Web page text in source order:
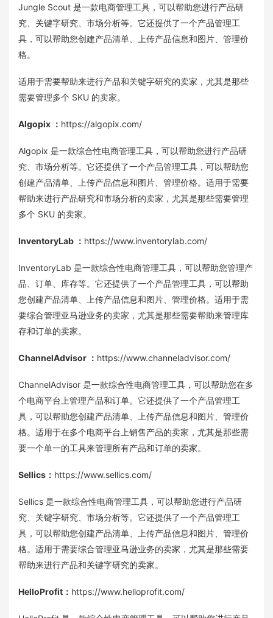
Jungle Scout 是一款电商管理工具，可以帮助您进行产品研
究、关键字研究、市场分析等。它还提供了一个产品管理工
具，可以帮助您创建产品清单、上传产品信息和图片、管理价
格。
适用于需要帮助来进行产品和关键字研究的卖家，尤其是那些
需要管理多个 SKU 的卖家。
Algopix ： https://algopix.com/
Algopix 是一款综合性电商管理工具，可以帮助您进行产品研
究、市场分析等。它还提供了一个产品管理工具，可以帮助您
创建产品清单、上传产品信息和图片、管理价格。适用于需要
帮助来进行产品研究和市场分析的卖家，尤其是那些需要管理
多个 SKU 的卖家。
InventoryLab ： https://www.inventorylab.com/
InventoryLab 是一款综合性电商管理工具，可以帮助您管理产
品、订单、库存等。它还提供了一个产品管理工具，可以帮助
您创建产品清单、上传产品信息和图片、管理价格。适用于需
要综合管理亚马逊业务的卖家，尤其是那些需要帮助来管理库
存和订单的卖家。
ChannelAdvisor ： https://www.channeladvisor.com/
ChannelAdvisor 是一款综合性电商管理工具，可以帮助您在多
个电商平台上管理产品和订单。它还提供了一个产品管理工
具，可以帮助您创建产品清单、上传产品信息和图片、管理价
格。适用于在多个电商平台上销售产品的卖家，尤其是那些需
要一个单一的工具来管理所有产品和订单的卖家。
Sellics ： https://www.sellics.com/
Sellics 是一款综合性电商管理工具，可以帮助您进行产品研
究、关键字研究、市场分析等。它还提供了一个产品管理工
具，可以帮助您创建产品清单、上传产品信息和图片、管理价
格。适用于需要综合管理亚马逊业务的卖家，尤其是那些需要
帮助来进行产品和关键字研究的卖家。
HelloProfit ： https://www.helloprofit.com/